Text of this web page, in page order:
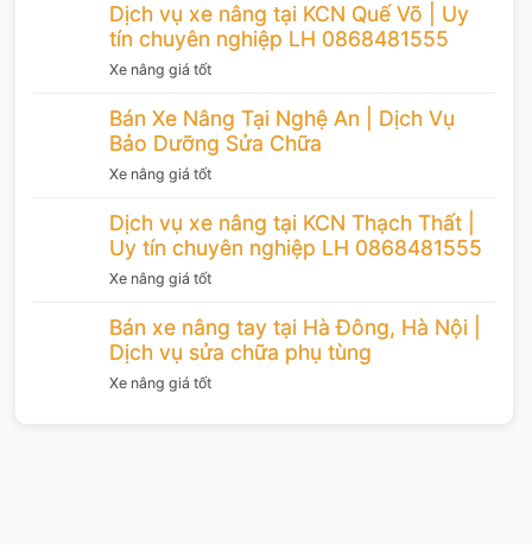
Dịch vụ xe nâng tại KCN Quế Võ | Uy
tín chuyên nghiệp LH 0868481555
Xe nâng giá tốt
Bán Xe Nâng Tại Nghệ An | Dịch Vụ
Bảo Dưỡng Sửa Chữa
Xe nâng giá tốt
Dịch vụ xe nâng tại KCN Thạch Thất |
Uy tín chuyên nghiệp LH 0868481555
Xe nâng giá tốt
Bán xe nâng tay tại Hà Đông, Hà Nội |
Dịch vụ sửa chữa phụ tùng
Xe nâng giá tốt